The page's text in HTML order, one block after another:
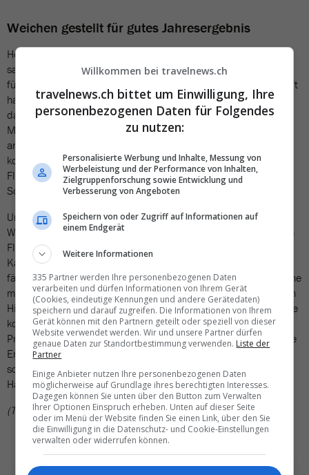
Weichen gestellt für gutes Jahresergebnis
Heike Birlenbach, Chief Executive Officer ad interim von Swiss,
sagt zum aktuellen Ergebnis: «Wir haben die richtigen Weichen
für ein gutes Jahresergebnis gestellt. Investitionen in die Zukunft
haben wir auf den Weg gebracht. Hierbei berücksichtigen wir,
dass sich die Bedürfnisse der Fluggäste und auch die
Marktsituation über die letzten Jahre verändert haben. So
arbeiten wir weiterhin intensiv daran, das Kundenerlebnis
kontinuierlich zu verbessern. Gleichzeitig bilden ein stabiler
Flugbetrieb und ein attraktives Flugprogramm weitere
Schwerpunkte.»
Und zu den aktuellen Rahmenbedingungen sagt CFO Dennis
Weber: «Die geopolitischen Entwicklungen beeinflussen unseren
Flugbetrieb ebenso wie extreme Wetterlagen und
Kapazitätsengpässe in der Flugsicherung in Europa. Ausserdem
fällt die Normalisierung der Angebotssituation in unserer Branche
mit einer Phase erhöhter Kosteninflation zusammen. Vor diesem
Hintergrund können wir mit dem Ergebnis zufrieden sein. Unsere
konsequente Kostendisziplin bei gleichzeitiger Steigerung von
Produktivität und Effizienz hat uns dabei geholfen, dieses solide
Ergebnis zu erarbeiten. Das werden wir weiterführen und so
schaue ich zuversichtlich auf das saisonal stärkere zweite
Halbjahr».
(TN)
Willkommen bei travelnews.ch
travelnews.ch bittet um Einwilligung, Ihre
personenbezogenen Daten für Folgendes
zu nutzen:
Personalisierte Werbung und Inhalte, Messung von
Werbeleistung und der Performance von Inhalten,
Zielgruppenforschung sowie Entwicklung und
Verbesserung von Angeboten
Speichern von oder Zugriff auf Informationen auf
einem Endgerät
Weitere Informationen
335 Partner werden Ihre personenbezogenen Daten
verarbeiten und dürfen Informationen von Ihrem Gerät
(Cookies, eindeutige Kennungen und andere Gerätedaten)
speichern und darauf zugreifen. Die Informationen von Ihrem
Gerät können mit den Partnern geteilt oder speziell von dieser
Website verwendet werden. Wir und unsere Partner dürfen
genaue Daten zur Standortbestimmung verwenden. Liste der
Partner
Einige Anbieter nutzen Ihre personenbezogenen Daten
möglicherweise auf Grundlage ihres berechtigten Interesses.
Dagegen können Sie unten über den Button zum Verwalten
Ihrer Optionen Einspruch erheben. Unten auf dieser Seite
oder im Menü der Website finden Sie einen Link, über den Sie
die Einwilligung in die Datenschutz- und Cookie-Einstellungen
verwalten oder widerrufen können.